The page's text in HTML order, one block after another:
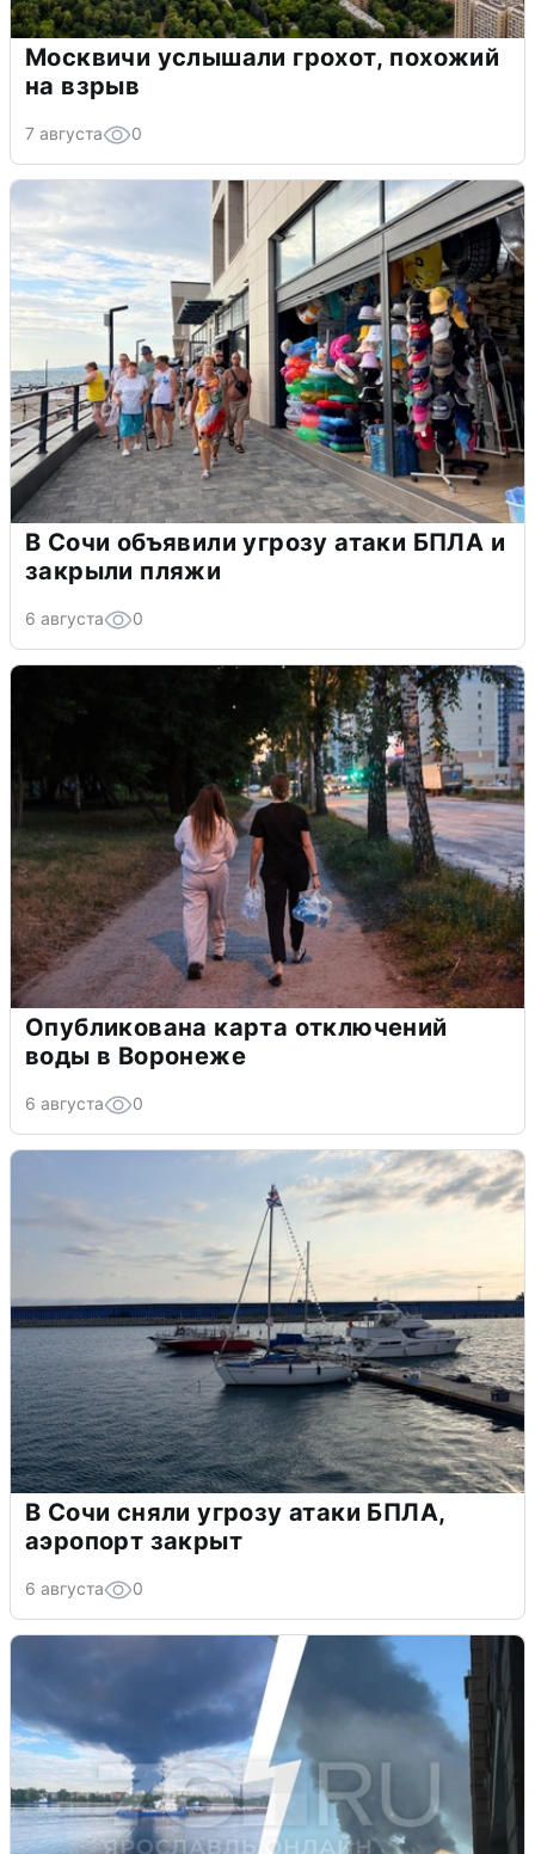
Москвичи услышали грохот, похожий
на взрыв
7 августа 0
В Сочи объявили угрозу атаки БПЛА и
закрыли пляжи
6 августа 0
Опубликована карта отключений
воды в Воронеже
6 августа 0
В Сочи сняли угрозу атаки БПЛА,
аэропорт закрыт
6 августа 0